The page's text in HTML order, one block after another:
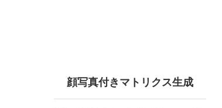
顔写真付きマトリクス生成